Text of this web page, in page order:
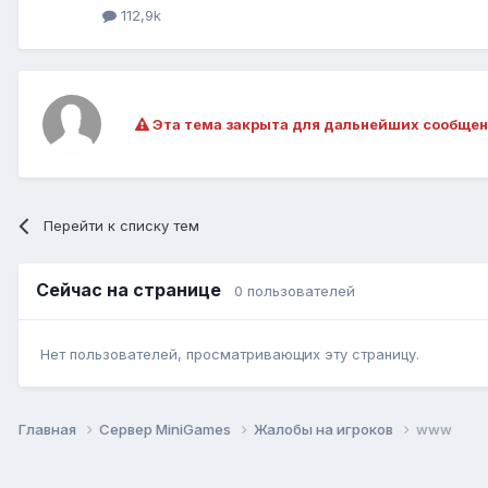
112,9k
Эта тема закрыта для дальнейших
Перейти к списку тем
Сейчас на странице 0 пользователей
Нет пользователей, просматривающих эту страницу.
Главная Сервер MiniGames Жалобы на игроков www